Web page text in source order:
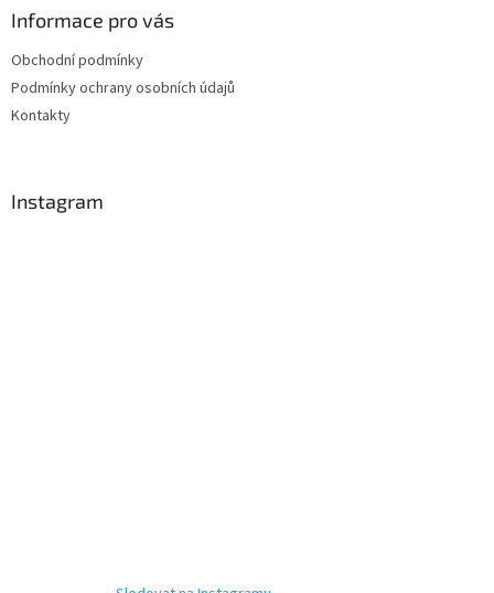
Informace pro vás
Obchodní podmínky
Podmínky ochrany osobních údajů
Kontakty
Instagram